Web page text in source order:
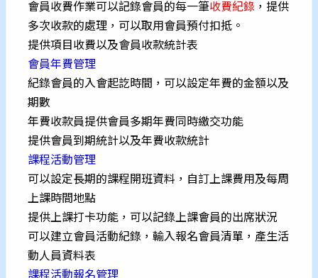
會員收費作業可以記錄會員的每一筆收費紀錄 ，提供
多次收款的處理，可以取用會員預付扣抵。
提供項目收費以及會員收款統計表
會員年費管理
紀錄會員的入會起訖時間，可以設定年費的金額以及
期數
年費收款員提供會員多期年費同時繳交功能
提供會員到期統計以及年費收款統計
課程活動管理
可以設定長期的課程開班資料，自訂上課費用及每周
上課時間地點
提供上課打卡功能，可以記錄上課會員的出席狀況
可以建立會員活動紀錄，輸入報名會員清單，產生活
動人員資料表
課程活動報名管理